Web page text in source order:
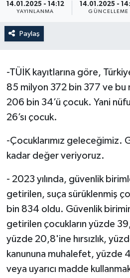
14.01.2025 - 14:12
YAYINLANMA
14.01.2025 -
GÜNCELLEME
Paylaş
-TÜİK kayıtlarına göre,
85 milyon 372 bin 377 ve bu
206 bin 34’ü çocuk. Yani
26’sı çocuk.
-Çocuklarımız geleceğimiz.
kadar değer veriyoruz.
- 2023 yılında, güvenlik
getirilen, suça sürüklenmiş
bin 834 oldu. Güvenlik
getirilen çocukların yüzde
yüzde 20,8'ine hırsızlık,
kanununa muhalefet, yüzde
veya uyarıcı madde
Haber Arşivi